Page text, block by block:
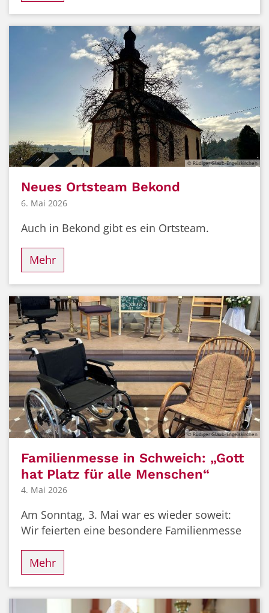
© Rüdiger Glaub-Engelskirchen
Neues Ortsteam Bekond
6. Mai 2026
Auch in Bekond gibt es ein Ortsteam.
Mehr
© Rüdiger Glaub-Engelskirchen
Familienmesse in Schweich: „Gott
hat Platz für alle Menschen“
4. Mai 2026
Am Sonntag, 3. Mai war es wieder soweit:
Wir feierten eine besondere Familienmesse
Mehr